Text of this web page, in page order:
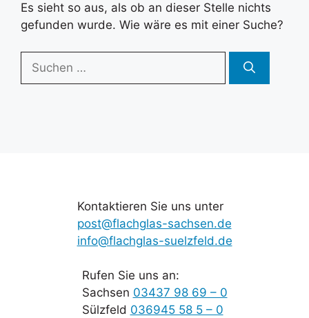
Es sieht so aus, als ob an dieser Stelle nichts
gefunden wurde. Wie wäre es mit einer Suche?
nach:
Kontaktieren Sie uns unter
post@flachglas-sachsen.de
info@flachglas-suelzfeld.de
Rufen Sie uns an:
Sachsen 03437 98 69 – 0
Sülzfeld 036945 58 5 – 0